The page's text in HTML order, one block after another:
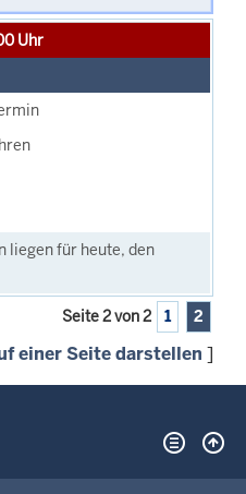
Uhr
liegen für heute, den
Seite 2 von 2 1 2
einer Seite darstellen ]